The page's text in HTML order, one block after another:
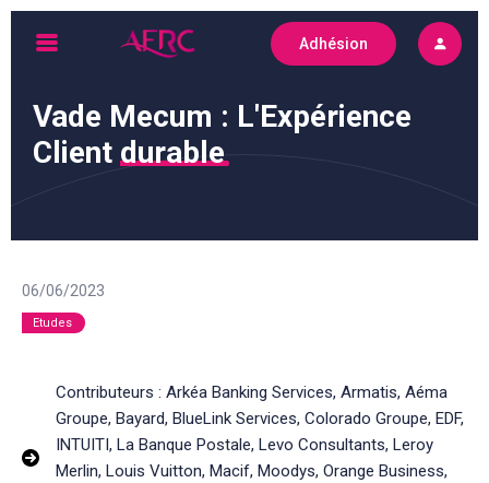
Adhésion
Vade Mecum : L'Expérience
Client durable
06/06/2023
Etudes
Contributeurs : Arkéa Banking Services, Armatis, Aéma
Groupe, Bayard, BlueLink Services, Colorado Groupe, EDF,
INTUITI, La Banque Postale, Levo Consultants, Leroy
Merlin, Louis Vuitton, Macif, Moodys, Orange Business,